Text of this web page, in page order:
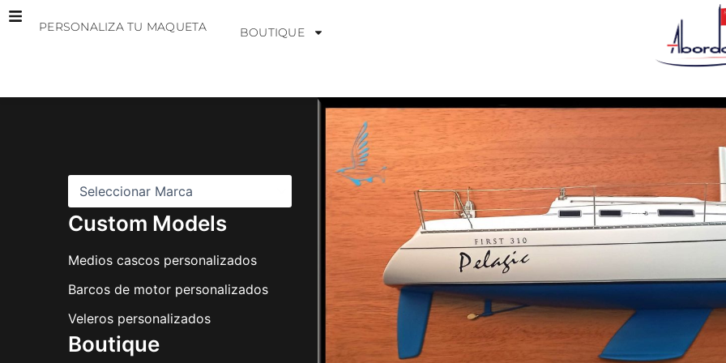
PERSONALIZA TU MAQUETA BOUTIQUE
Custom Models
Medios cascos personalizados
Barcos de motor personalizados
Veleros personalizados
Boutique